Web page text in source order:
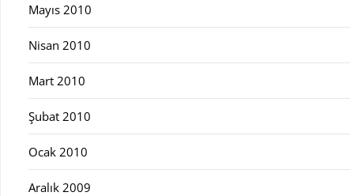
Mayıs 2010
Nisan 2010
Mart 2010
Şubat 2010
Ocak 2010
Aralık 2009